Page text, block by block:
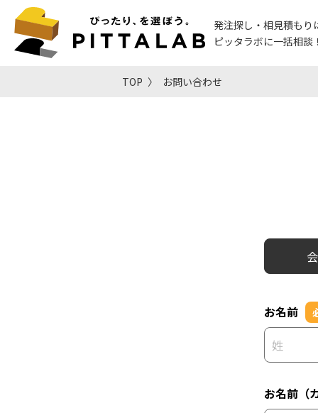
発注探し・相見積もり
ピッタラボに一括相談
TOP お問い合わせ
お名前
お名前（